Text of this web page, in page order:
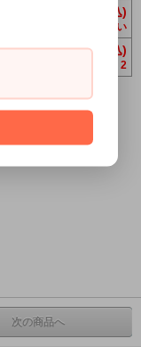
346円(税込)
在庫 0 お問合わせください
346円(税込)
2
次の商品へ